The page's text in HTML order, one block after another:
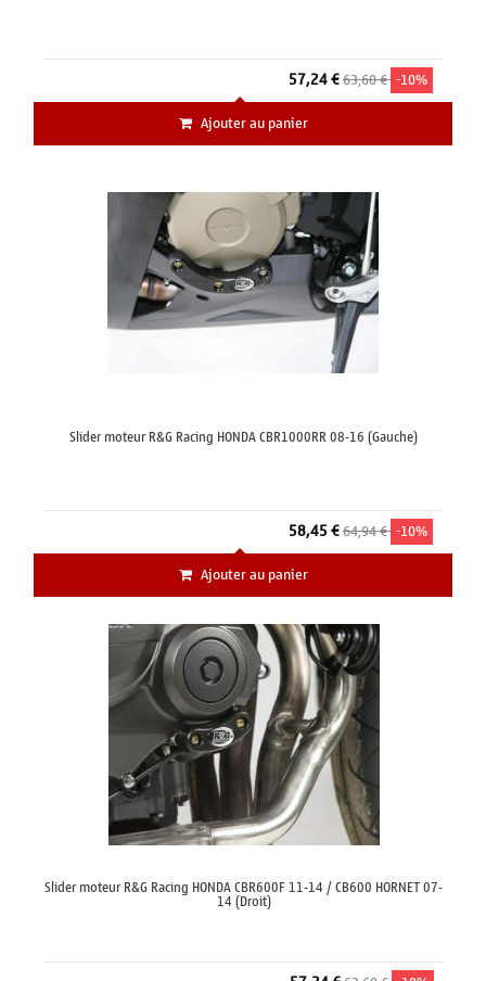
57,24 €63,60 € -10%
Ajouter au panier
Slider moteur R&G Racing HONDA CBR1000RR 08-16 (Gauche)
58,45 €64,94 € -10%
Ajouter au panier
Slider moteur R&G Racing HONDA CBR600F 11-14 / CB600 HORNET 07-
14 (Droit)